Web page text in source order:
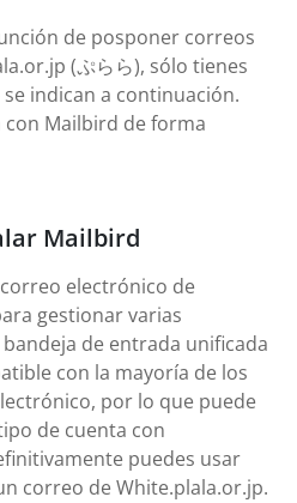
de posponer correos
(ぷらら), sólo tienes
indican a continuación.
Mailbird de forma
Mailbird
electrónico de
gestionar varias
de entrada unificada
con la mayoría de los
por lo que puede
de cuenta con
puedes usar
correo de White.plala.or.jp.